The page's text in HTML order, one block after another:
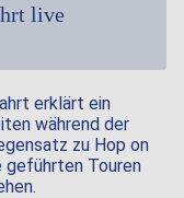
live
erklärt ein
während der
zu Hop on
Touren